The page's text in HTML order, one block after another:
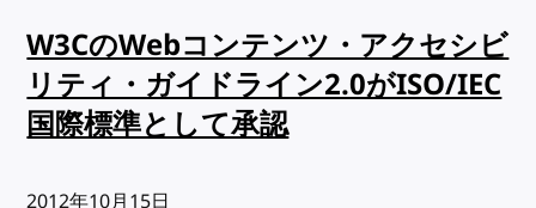
W3CのWebコンテンツ・アクセシビ
リティ・ガイドライン2.0がISO/IEC
国際標準として承認
出版日:
2012年10月15日